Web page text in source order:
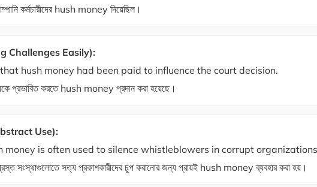
কর্মচারীদের hush money দিয়েছিল।
Challenges Easily):
hush money had been paid to influence the court decision.
প্রভাবিত করতে hush money প্রদান করা হয়েছে।
Use):
money is often used to silence whistleblowers in corrupt
সংস্থাগুলোতে সত্য প্রকাশকারীদের চুপ করানোর জন্য প্রায়ই hush money ব্যবহার করা হয়।